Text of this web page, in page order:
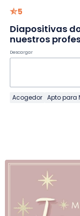
5
Diapositivas
nuestros
Descargar
Acogedor Apto para